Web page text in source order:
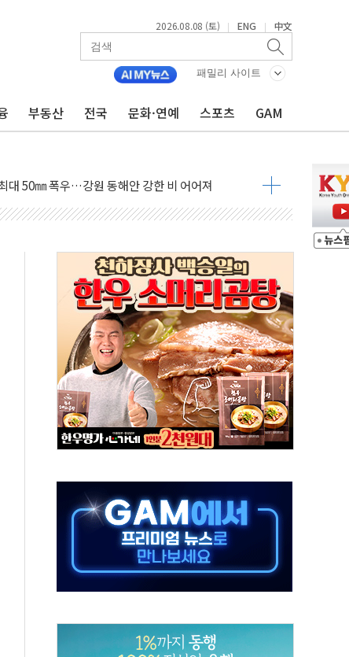
2026.08.08 (토) | ENG | 中文
패밀리 사이트
부동산 전국 문화·연예 스포츠 GAM
(8.10~8.14)
작…공습 한계·탄약 부족 현실화
대 환경미화원 수거차에 치여 사망
기 난동…60대 남성 2명 숨져
모터보트 전복…1명 사망·1명 실종
림의 날 참석..."국제적 시민 연대로 목소리 내야"
질 중 실종 60대 나흘만에 숨진 채 발견
흉기 살해 10대 아들 체포
뻔' 받아친 정청래…제주 연설서 신경전 고조
토 지시…與 "적극 환영"·野 "졸속 국정"
의보…10일까지 최대 3.5m 높은 물결
망 23명…정부, 비상대응기구 가동
도 베이징도 부동산 규제 철폐
멍' 운영…페르세우스 유성우 관측
간당 50mm 이상 폭우…호우경보 발효
숨져…온열질환 여부 조사
시험 오전 집중 편성…체감온도 38도 넘으면 중단